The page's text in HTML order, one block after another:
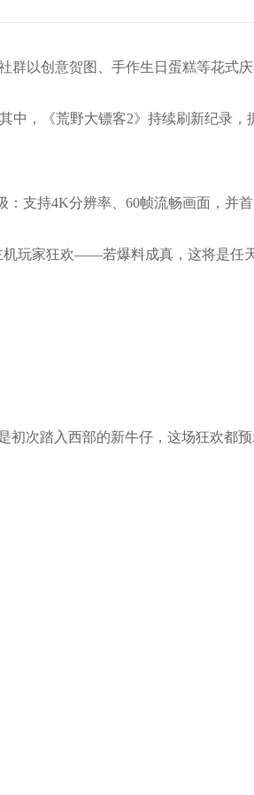
以创意贺图、手作生日蛋糕等花式
，《荒野大镖客2》持续刷新纪录，
支持4K分辨率、60帧流畅画面，并
玩家狂欢——若爆料成真，这将是任
次踏入西部的新牛仔，这场狂欢都预